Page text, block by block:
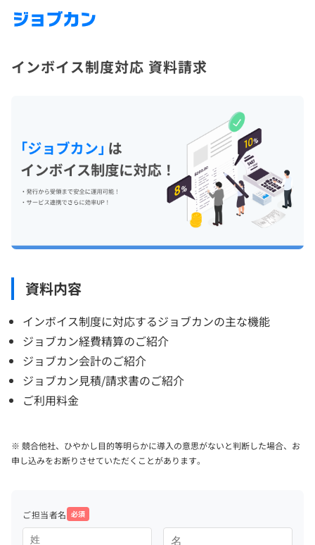
インボイス制度対応 資料請求
資料内容
インボイス制度に対応するジョブカンの主な機能
ジョブカン経費精算のご紹介
ジョブカン会計のご紹介
ジョブカン見積/請求書のご紹介
ご利用料金
※ 競合他社、ひやかし目的等明らかに導入の意思がないと判断した場合、お
申し込みをお断りさせていただくことがあります。
ご担当者名 必須